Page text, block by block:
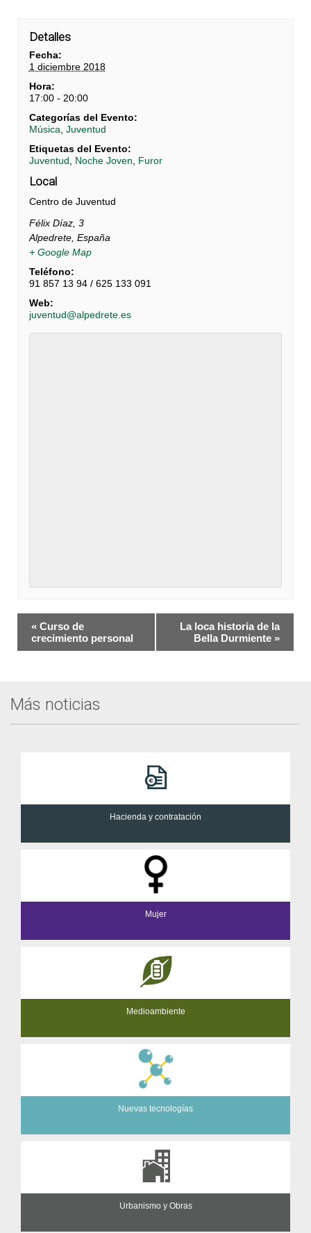
Detalles
Fecha:
1 diciembre 2018
Hora:
17:00 - 20:00
Categorías del Evento:
Música Juventud
Etiquetas del Evento:
Juventud
Noche Joven Furor
Local
Centro de Juventud
Félix Díaz, 3
Alpedrete, España
+ Google Map
Teléfono:
91 857 13 94 / 625 133 091
Web:
juventud@alpedrete.es
Navegación
del
« Curso de
crecimiento personal
La loca historia de la
Bella Durmiente »
Más noticias
Hacienda y contratación
Mujer
Medioambiente
Nuevas tecnologías
Urbanismo y Obras